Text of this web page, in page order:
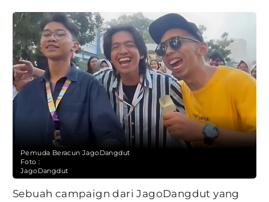
Pemuda Beracun JagoDangdut
Foto :
JagoDangdut
Sebuah campaign dari JagoDangdut yang